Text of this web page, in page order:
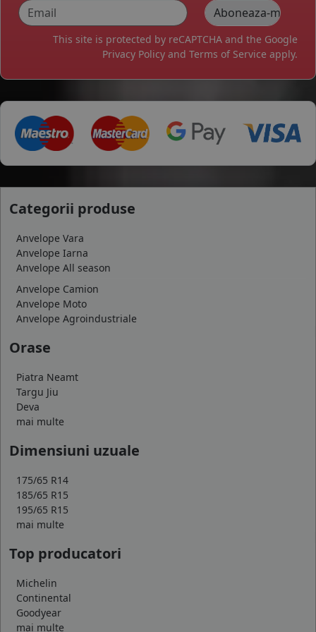
This site is protected by reCAPTCHA and the Google
Privacy Policy and Terms of Service apply.
Categorii produse
Anvelope Vara
Anvelope Iarna
Anvelope All season
Anvelope Camion
Anvelope Moto
Anvelope Agroindustriale
Orase
Piatra Neamt
Targu Jiu
Deva
mai multe
Dimensiuni uzuale
175/65 R14
185/65 R15
195/65 R15
mai multe
Top producatori
Michelin
Continental
Goodyear
mai multe